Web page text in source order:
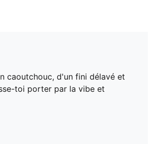
caoutchouc, d'un fini délavé et
toi porter par la vibe et